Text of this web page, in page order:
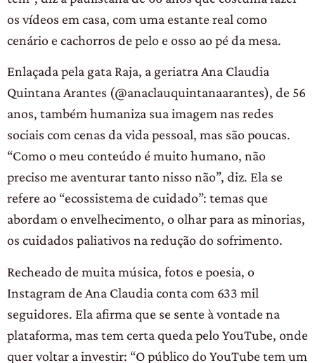
os vídeos em casa, com uma estante real como
cenário e cachorros de pelo e osso ao pé da mesa.
Enlaçada pela gata Raja, a geriatra Ana Claudia
Quintana Arantes (@anaclauquintanaarantes), de 56
anos, também humaniza sua imagem nas redes
sociais com cenas da vida pessoal, mas são poucas.
“Como o meu conteúdo é muito humano, não
preciso me aventurar tanto nisso não”, diz. Ela se
refere ao “ecossistema de cuidado”: temas que
abordam o envelhecimento, o olhar para as minorias,
os cuidados paliativos na redução do sofrimento.
Recheado de muita música, fotos e poesia, o
Instagram de Ana Claudia conta com 633 mil
seguidores. Ela afirma que se sente à vontade na
plataforma, mas tem certa queda pelo YouTube, onde
quer voltar a investir: “O público do YouTube tem um